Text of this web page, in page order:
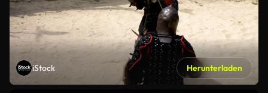
iStock Herunterladen